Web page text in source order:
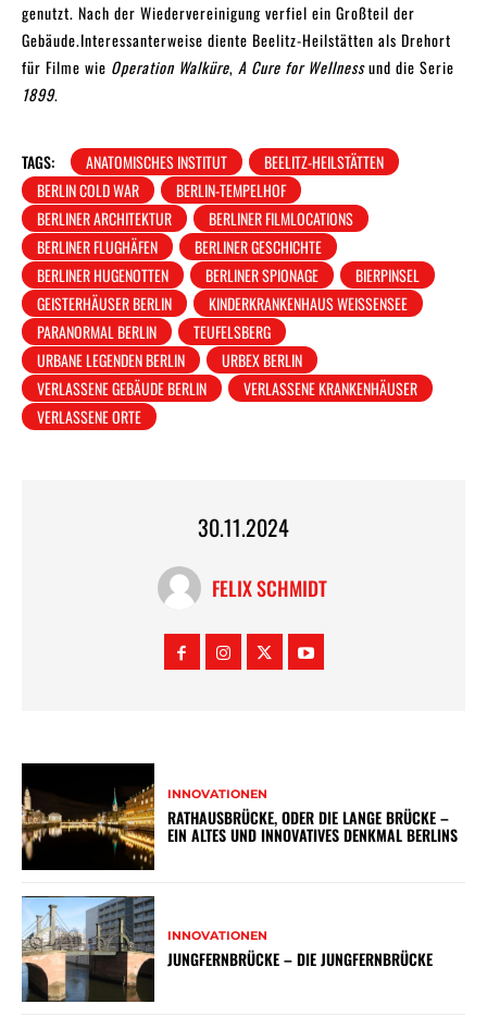
genutzt. Nach der Wiedervereinigung verfiel ein Großteil der
Gebäude.Interessanterweise diente Beelitz-Heilstätten als Drehort
für Filme wie Operation Walküre, A Cure for Wellnessund die Serie
1899.
TAGS: ANATOMISCHES INSTITUT
BEELITZ-HEILSTÄTTEN
BERLIN COLD WAR
BERLIN-TEMPELHOF
BERLINER ARCHITEKTUR
BERLINER FILMLOCATIONS
BERLINER FLUGHÄFEN
BERLINER GESCHICHTE
BERLINER HUGENOTTEN
BERLINER SPIONAGE
BIERPINSEL
GEISTERHÄUSER BERLIN
KINDERKRANKENHAUS WEISSENSEE
PARANORMAL BERLIN
TEUFELSBERG
URBANE LEGENDEN BERLIN
URBEX BERLIN
VERLASSENE GEBÄUDE BERLIN
VERLASSENE KRANKENHÄUSER
VERLASSENE ORTE
30.11.2024
FELIX SCHMIDT
INNOVATIONEN
RATHAUSBRÜCKE, ODER DIE LANGE BRÜCKE –
EIN ALTES UND INNOVATIVES DENKMAL BERLINS
INNOVATIONEN
JUNGFERNBRÜCKE – DIE JUNGFERNBRÜCKE